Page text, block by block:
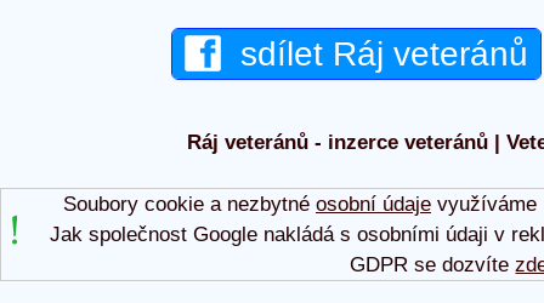
sdílet Ráj veteránů
Ráj veteránů - inzerce veteránů |
Soubory cookie a nezbytné osobní údajevyužíváme
Jak společnost Google nakládá s osobními údaji v
GDPR se dozvíte